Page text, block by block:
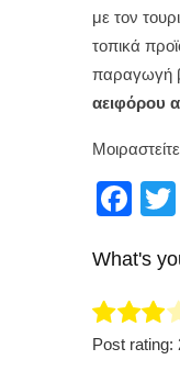
με τον
τοπικά
παραγωγή
αειφόρου
F
c
e
b
What's
Post rating: